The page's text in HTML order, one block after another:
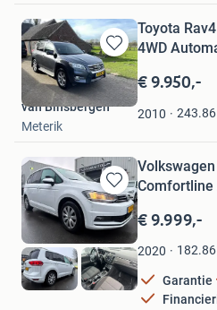
Bewaren
in
Mijn
Favorieten
Toyota
4WD
€ 9.950,-
2010
van Binsbergen
Meterik
Bewaren
in
Mijn
Favorieten
Comfortline
€ 9.999,-
2020
Garantie